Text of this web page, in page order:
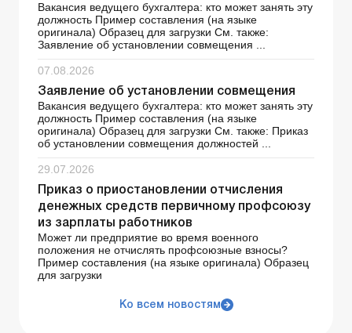
Вакансия ведущего бухгалтера: кто может занять эту
должность Пример составления (на языке
оригинала) Образец для загрузки См. также:
Заявление об установлении совмещения ...
07.08.2026
Заявление об установлении совмещения
Вакансия ведущего бухгалтера: кто может занять эту
должность Пример составления (на языке
оригинала) Образец для загрузки См. также: Приказ
об установлении совмещения должностей ...
29.07.2026
Приказ о приостановлении отчисления
денежных средств первичному профсоюзу
из зарплаты работников
Может ли предприятие во время военного
положения не отчислять профсоюзные взносы?
Пример составления (на языке оригинала) Образец
для загрузки
Ко всем новостям